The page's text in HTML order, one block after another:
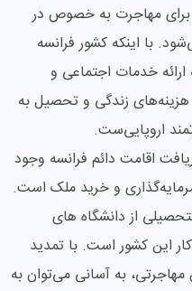
برای مهاجرت به خصوص در
با اینکه کشور فرانسه
ارائه خدمات اجتماعی و
زندگی و تحصیل به
اروپایی‌ست.
اقامت دائم فرانسه وجود
و خرید ملک است.
از دانشگاه های
این کشور است. با تمدید
به آسانی می‌توان به